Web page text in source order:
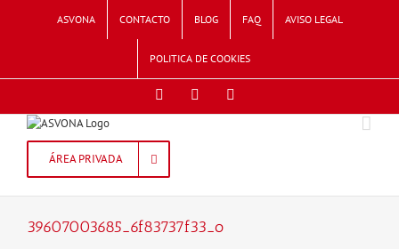
ASVONA CONTACTO BLOG FAQ AVISO LEGAL
POLITICA DE COOKIES
FacebookTwitter
ÁREA PRIVADA
39607003685_6f83737f33_o